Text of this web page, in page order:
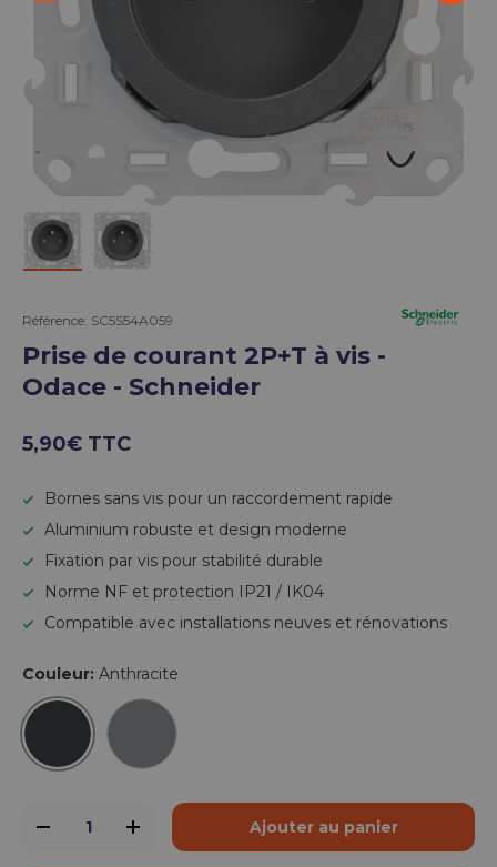
Référence: SC5S54A059
Prise de courant 2P+T à vis -
Odace - Schneider
5,90€ TTC
Bornes sans vis pour un raccordement rapide
Aluminium robuste et design moderne
Fixation par vis pour stabilité durable
Norme NF et protection IP21 / IK04
Compatible avec installations neuves et rénovations
Couleur: Anthracite
Anthracite
-
+ Ajouter au panier